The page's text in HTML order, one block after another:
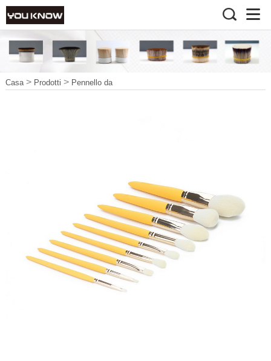
Casa > Prodotti > Pennello da